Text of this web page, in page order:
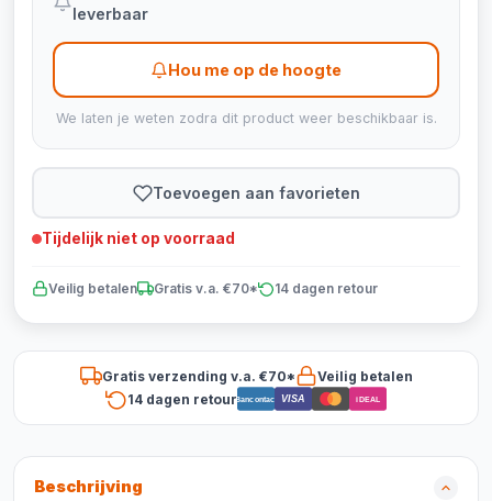
leverbaar
Hou me op de hoogte
We laten je weten zodra dit product weer beschikbaar is.
Toevoegen aan favorieten
Tijdelijk niet op voorraad
Veilig betalen Gratis v.a. €70* 14 dagen retour
Gratis verzending v.a. €70*
Veilig betalen
14 dagen retourBancontact VISA iDEAL
Beschrijving